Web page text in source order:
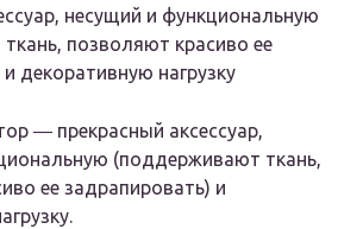
несущий и функциональную
позволяют красиво ее
декоративную нагрузку
― прекрасный аксессуар,
(поддерживают ткань,
ее задрапировать) и